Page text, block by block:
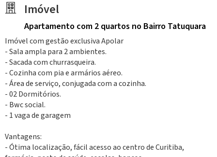
Imóvel
Apartamento com 2 quartos no Bairro Tatuquara
Imóvel com gestão exclusiva Apolar
- Sala ampla para 2 ambientes.
- Sacada com churrasqueira.
- Cozinha com pia e armários aéreo.
- Área de serviço, conjugada com a cozinha.
- 02 Dormitórios.
- Bwc social.
- 1 vaga de garagem
Vantagens:
- Ótima localização, fácil acesso ao centro de Curitiba,